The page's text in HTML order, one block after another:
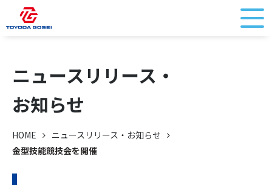
ニュースリリース・
お知らせ
HOME
ニュースリリース・お知らせ
金型技能競技会を開催